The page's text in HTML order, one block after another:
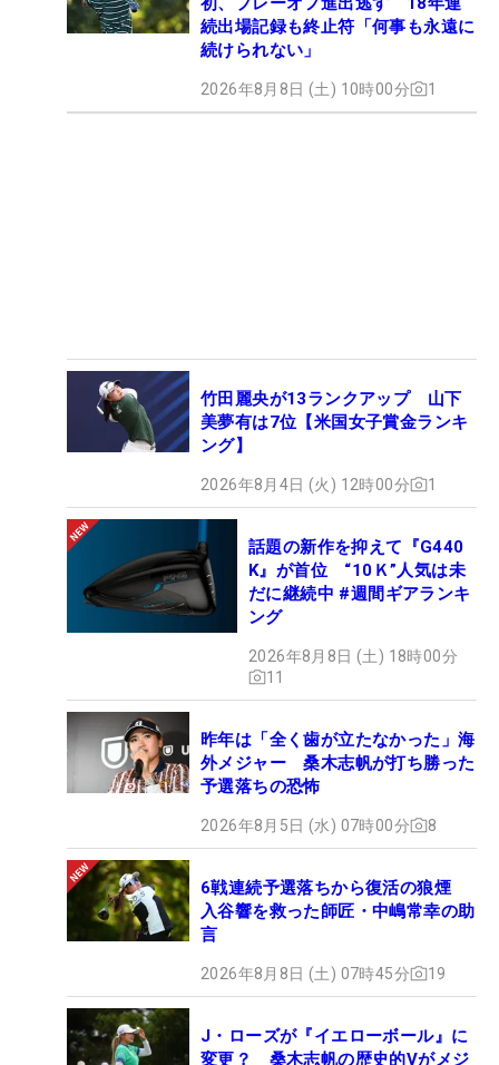
続出場記録も終止符「何事も永遠に
続けられない」
2026年8月8日 (土) 10時00分 1
竹田麗央が13ランクアップ 山下
美夢有は7位【米国女子賞金ランキ
ング】
2026年8月4日 (火) 12時00分 1
話題の新作を抑えて『G440
K』が首位 “10Ｋ”人気は未
だに継続中 #週間ギアランキ
ング
2026年8月8日 (土) 18時00分
11
昨年は「全く歯が立たなかった」海
外メジャー 桑木志帆が打ち勝った
予選落ちの恐怖
2026年8月5日 (水) 07時00分 8
6戦連続予選落ちから復活の狼煙
入谷響を救った師匠・中嶋常幸の助
言
2026年8月8日 (土) 07時45分 19
J・ローズが『イエローボール』に
変更？ 桑木志帆の歴史的Vがメジ